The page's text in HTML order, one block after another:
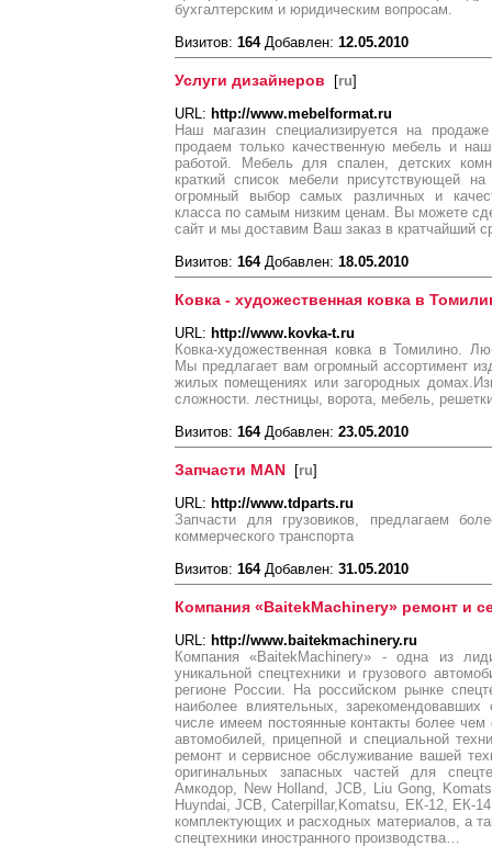
бухгалтерским и юридическим вопросам.
Визитов: 164Добавлен: 12.05.2010
Услуги дизайнеров [ru]
URL: http://www.mebelformat.ru
Наш магазин специализируется на
продаем только качественную мебель и
работой. Мебель для спален, детских
краткий список мебели присутствующей
огромный выбор самых различных и
класса по самым низким ценам. Вы можете
сайт и мы доставим Ваш заказ в кратчайший
Визитов: 164Добавлен: 18.05.2010
Ковка - художественная ковка в
URL: http://www.kovka-t.ru
Ковка-художественная ковка в Томилино.
Мы предлагает вам огромный ассортимент
жилых помещениях или загородных
сложности. лестницы, ворота, мебель,
Визитов: 164Добавлен: 23.05.2010
Запчасти MAN [ru]
URL: http://www.tdparts.ru
Запчасти для грузовиков, предлагаем
коммерческого транспорта
Визитов: 164Добавлен: 31.05.2010
Компания «BaitekMachinery» ремонт и
URL: http://www.baitekmachinery.ru
Компания «BaitekMachinery» - одна из
уникальной спецтехники и грузового
регионе России. На российском рынке
наиболее влиятельных, зарекомендовавших
числе имеем постоянные контакты более чем
автомобилей, прицепной и специальной
ремонт и сервисное обслуживание вашей
оригинальных запасных частей для
Амкодор, New Holland, JCB, Liu Gong,
Huyndai, JCB, Caterpillar,Komatsu, ЕК-12, ЕК-
комплектующих и расходных материалов, а
спецтехники иностранного производства…